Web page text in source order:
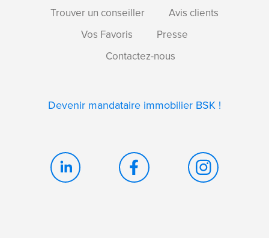
Trouver un conseiller
Avis clients
Vos Favoris
Presse
Contactez-nous
Devenir mandataire immobilier BSK !